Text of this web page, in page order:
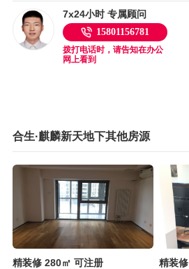
7x24小时 专属顾问
15801156781
拨打电话时，请告知在办公
网上看到
合生·麒麟新天地下其他房源
精装修 280㎡ 可注册
精装修